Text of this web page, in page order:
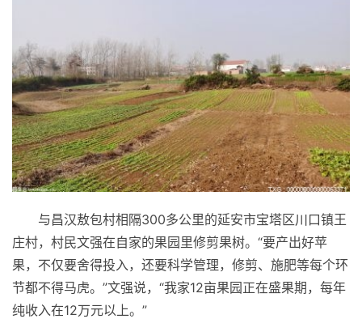
与昌汉敖包村相隔300多公里的延安市宝塔区川口镇王
庄村，村民文强在自家的果园里修剪果树。“要产出好苹
果，不仅要舍得投入，还要科学管理，修剪、施肥等每个环
节都不得马虎。”文强说，“我家12亩果园正在盛果期，每年
纯收入在12万元以上。”